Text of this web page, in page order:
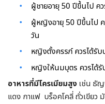
ผู้ชายอายุ 50 ปีขึ้นไป ค
ผู้หญิงอายุ 50 ปีขึ้นไป
วัน
หญิงตั้งครรภ์ ควรได้รับ
หญิงให้นมบุตร ควรได้
อาหารที่มีโครเมียมสูง เช่น ธัญ
แดง กาแฟ บร็อคโคลี่ ถั่วเขียว